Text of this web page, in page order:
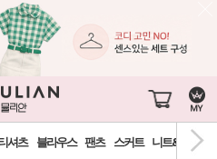
셔츠 블라우스 팬츠 스커트 니트&가디건